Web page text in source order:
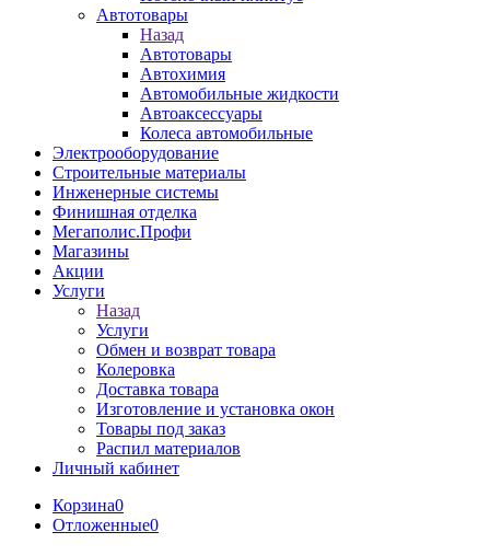
Автотовары
Назад
Автотовары
Автохимия
Автомобильные жидкости
Автоаксессуары
Колеса автомобильные
Электрооборудование
Строительные материалы
Инженерные системы
Финишная отделка
Мегаполис.Профи
Магазины
Акции
Услуги
Назад
Услуги
Обмен и возврат товара
Колеровка
Доставка товара
Изготовление и установка окон
Товары под заказ
Распил материалов
Личный кабинет
Корзина0
Отложенные0